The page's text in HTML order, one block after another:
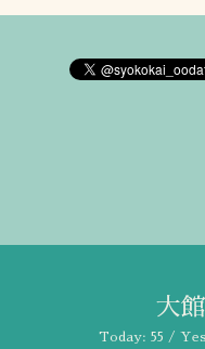
大
Today: 55 /